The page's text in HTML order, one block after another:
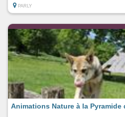
PARLY
Animations Nature à la Pyramide